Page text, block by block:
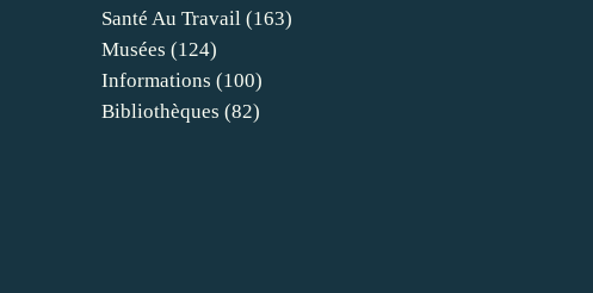
Santé Au Travail (163)
Musées (124)
Informations (100)
Bibliothèques (82)